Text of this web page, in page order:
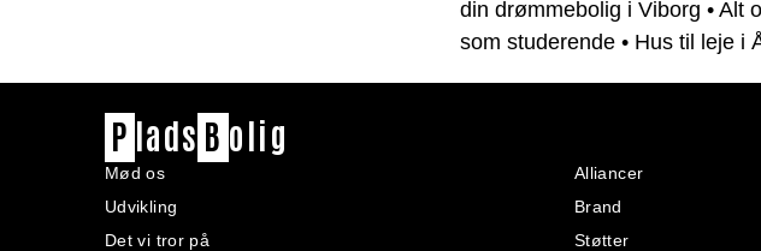
din drømmebolig i Viborg • Alt
som studerende • Hus til leje i
P lads B olig
Mød os
Udvikling
Det vi tror på
Alliancer
Brand
Støtter